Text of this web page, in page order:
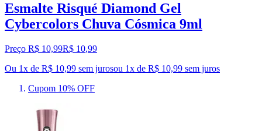
Esmalte Risqué Diamond Gel
Cybercolors Chuva Cósmica 9ml
Preço R$ 10,99R$ 10,99
Ou 1x de R$ 10,99 sem jurosou 1x de R$ 10,99 sem juros
Cupom 10% OFF